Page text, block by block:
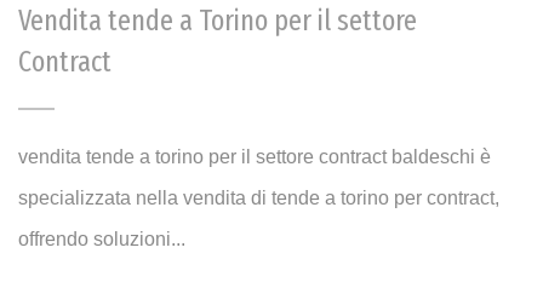
Vendita tende a Torino per il settore
Contract
vendita tende a torino per il settore contract baldeschi è
specializzata nella vendita di tende a torino per contract,
offrendo soluzioni...